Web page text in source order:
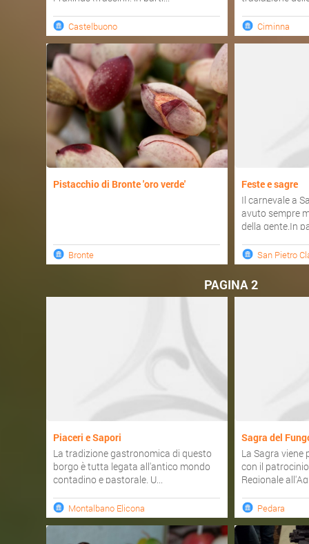
Castelbuono Ciminna
Pistacchio di Bronte 'oro verde'
Bronte
Feste e sagre
Il carnevale a
avuto sempre
della gente.In
San Pietro
PAGINA 2
Piaceri e Sapori
La tradizione gastronomica di questo
borgo è tutta legata all'antico mondo
contadino e pastorale. U...
Montalbano Elicona
Sagra del
La Sagra
con il
Regionale
Pedara